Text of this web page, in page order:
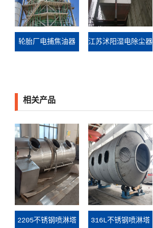
轮胎厂电捕焦油器 江苏沭阳湿电除尘器
相关产品
2205不锈钢喷淋塔 316L不锈钢喷淋塔